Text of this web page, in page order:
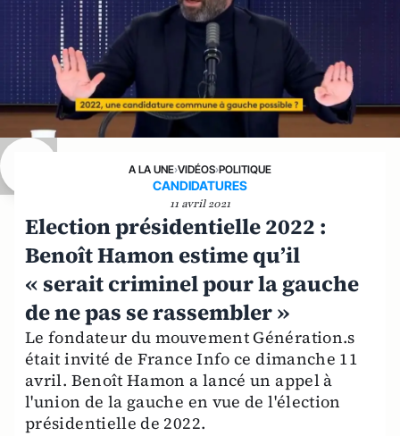
A LA UNE›VIDÉOS›POLITIQUE
CANDIDATURES
11 avril 2021
Election présidentielle 2022 :
Benoît Hamon estime qu’il
« serait criminel pour la gauche
de ne pas se rassembler »
Le fondateur du mouvement Génération.s
était invité de France Info ce dimanche 11
avril. Benoît Hamon a lancé un appel à
l'union de la gauche en vue de l'élection
présidentielle de 2022.